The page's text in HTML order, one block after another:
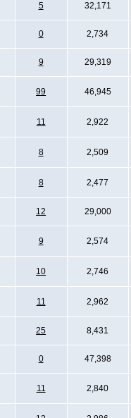
5 32,171
0 2,734
9 29,319
99 46,945
11 2,922
8 2,509
8 2,477
12 29,000
9 2,574
10 2,746
11 2,962
25 8,431
0 47,398
11 2,840